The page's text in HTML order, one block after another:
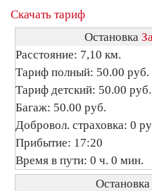
Скачать тариф
Остановка
Расстояние: 7,10 км.
Тариф полный: 50.00 руб.
Тариф детский: 50.00 руб.
Багаж: 50.00 руб.
Добровол. страховка: 0
Прибытие: 17:20
Время в пути: 0 ч. 0 мин.
Остановка